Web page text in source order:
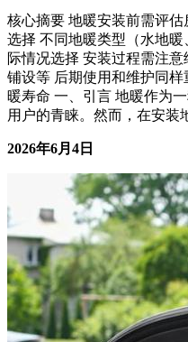
搞钱副业
核心摘要 地暖安装前需评
选择 不同地暖类型（水地
际情况选择 安装过程需注
铺设等 后期使用和维护同
暖寿命 一、引言 地暖作为
用户的青睐。然而，在安装
2026年6月4日